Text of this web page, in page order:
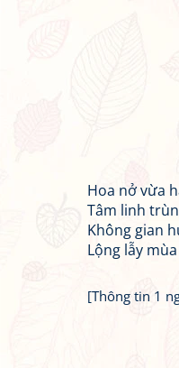
Hoa nở vừa
Tâm linh
Không gian
Lộng lẫy
[Thông tin 1